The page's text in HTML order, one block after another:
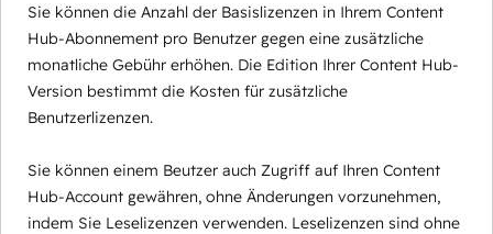
Sie können die Anzahl der Basislizenzen in Ihrem Content
Hub-Abonnement pro Benutzer gegen eine zusätzliche
monatliche Gebühr erhöhen. Die Edition Ihrer Content Hub-
Version bestimmt die Kosten für zusätzliche
Benutzerlizenzen.
Sie können einem Beutzer auch Zugriff auf Ihren Content
Hub-Account gewähren, ohne Änderungen vorzunehmen,
indem Sie Leselizenzen verwenden. Leselizenzen sind ohne